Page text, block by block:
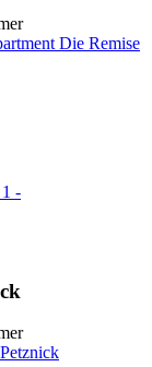
Die Remise
-